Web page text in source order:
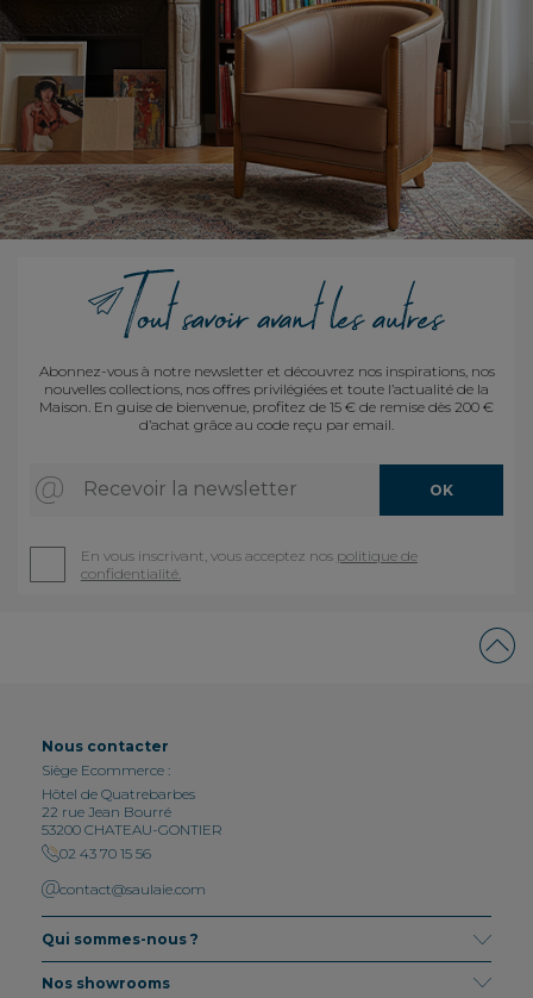
Abonnez-vous à notre newsletter et découvrez nos inspirations, nos
nouvelles collections, nos offres privilégiées et toute l’actualité de la
Maison. En guise de bienvenue, profitez de 15 € de remise dès 200 €
d’achat grâce au code reçu par email.
Recevoir la newsletter OK
En vous inscrivant, vous acceptez nos politique de
confidentialité.
Nous contacter
Siège Ecommerce :
Hôtel de Quatrebarbes
22 rue Jean Bourré
53200 CHATEAU-GONTIER
02 43 70 15 56
contact@saulaie.com
Qui sommes-nous ?
Nos showrooms